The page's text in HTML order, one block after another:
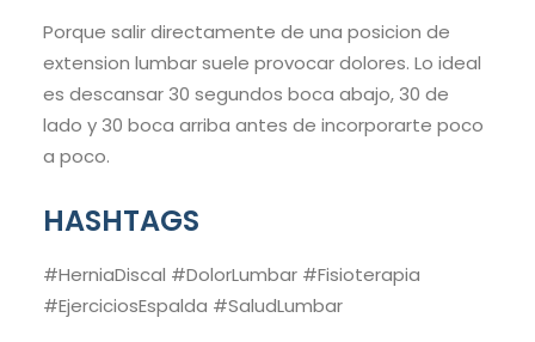
Porque salir directamente de una posicion de
extension lumbar suele provocar dolores. Lo ideal
es descansar 30 segundos boca abajo, 30 de
lado y 30 boca arriba antes de incorporarte poco
a poco.
HASHTAGS
#HerniaDiscal #DolorLumbar #Fisioterapia
#EjerciciosEspalda #SaludLumbar